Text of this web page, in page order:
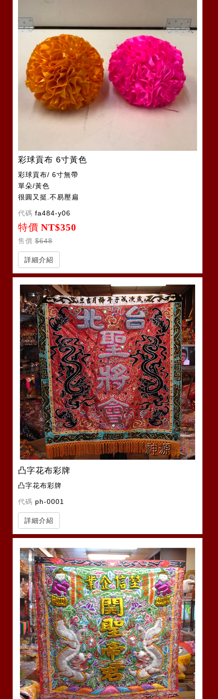
彩球貢布 6寸黃色
彩球貢布/ 6寸無帶
單朵/黃色
很圓又挺.不易壓扁
代碼 fa484-y06
特價 NT$350
售價 $648
詳細介紹
凸字花布彩牌
凸字花布彩牌
代碼 ph-0001
詳細介紹